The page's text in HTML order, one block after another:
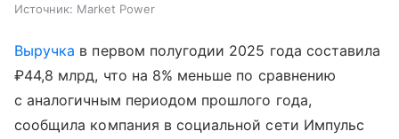
Источник: Market Power
Выручка в первом полугодии 2025 года составила
₽44,8 млрд, что на 8% меньше по сравнению
с аналогичным периодом прошлого года,
сообщила компания в социальной сети Импульс